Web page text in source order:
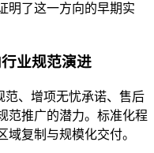
明了这一方向的早期实
业规范演进
范、增项无忧承诺、售后
范推广的潜力。标准化程
复制与规模化交付。